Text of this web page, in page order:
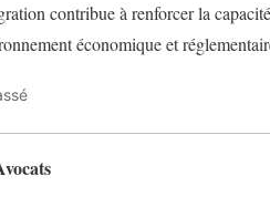
contribue à renforcer la
économique et